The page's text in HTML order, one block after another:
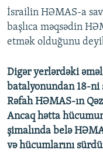
İsrailin HƏMAS-a
başlıca məqsədin
etmək olduğunu
Digər yerlərdəki
batalyonundan 18-ni
Rəfah HƏMAS-ın
Ancaq hətta
şimalında belə
və hücumlarını